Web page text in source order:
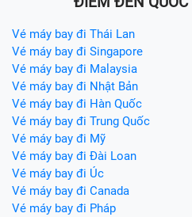
Vé máy bay đi Thái Lan
Vé máy bay đi Singapore
Vé máy bay đi Malaysia
Vé máy bay đi Nhật Bản
Vé máy bay đi Hàn Quốc
Vé máy bay đi Trung Quốc
Vé máy bay đi Mỹ
Vé máy bay đi Đài Loan
Vé máy bay đi Úc
Vé máy bay đi Canada
Vé máy bay đi Pháp